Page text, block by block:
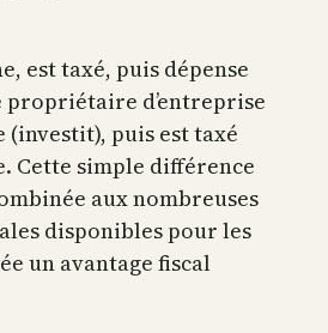
est taxé, puis dépense
propriétaire d’entreprise
(investit), puis est taxé
Cette simple différence
aux nombreuses
disponibles pour les
un avantage fiscal